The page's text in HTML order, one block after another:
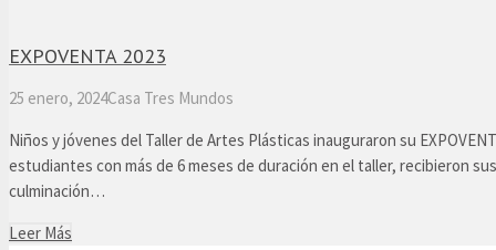
EXPOVENTA 2023
25 enero, 2024Casa Tres Mundos
Niños y jóvenes del Taller de Artes Plásticas inauguraron su
estudiantes con más de 6 meses de duración en el taller, recibieron
culminación…
Leer Más